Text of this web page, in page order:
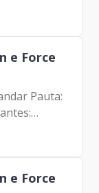
Fellipe
e Force
Pauta:
Fellipe
e Force